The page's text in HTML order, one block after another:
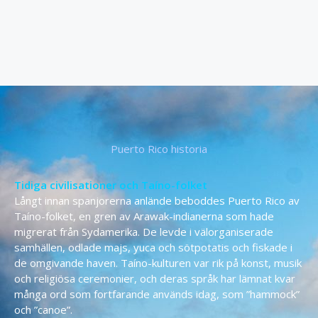
Puerto Rico historia
Tidiga civilisationer och Taíno-folket
Långt innan spanjorerna anlände beboddes Puerto Rico av
Taíno-folket, en gren av Arawak-indianerna som hade
migrerat från Sydamerika. De levde i välorganiserade
samhällen, odlade majs, yuca och sötpotatis och fiskade i
de omgivande haven. Taíno-kulturen var rik på konst, musik
och religiösa ceremonier, och deras språk har lämnat kvar
många ord som fortfarande används idag, som ”hammock”
och ”canoe”.